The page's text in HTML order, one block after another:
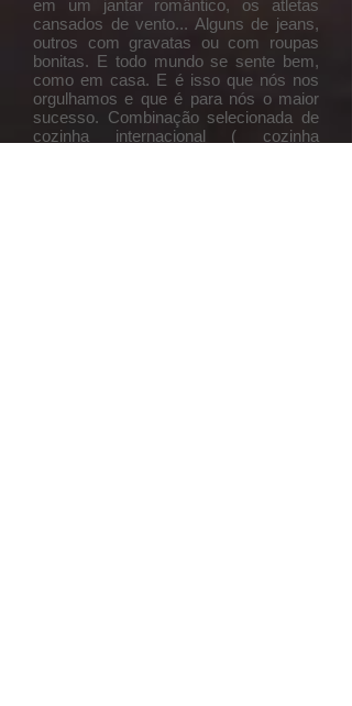
em um jantar romântico, os atletas
cansados de vento... Alguns de jeans,
outros com gravatas ou com roupas
bonitas. E todo mundo se sente bem,
como em casa. E é isso que nós nos
orgulhamos e que é para nós o maior
sucesso. Combinação selecionada de
cozinha internacional ( cozinha